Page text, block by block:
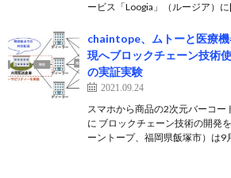
ービス「Loogia」（ルージア）
chaintope、ムトーと医療
現へブロックチェーン技術
の実証実験
2021.09.24
スマホから商品の2次元バーコー
に ブロックチェーン技術の開発
ーントープ、福岡県飯塚市）は9